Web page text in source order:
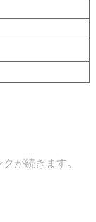
が続きます。